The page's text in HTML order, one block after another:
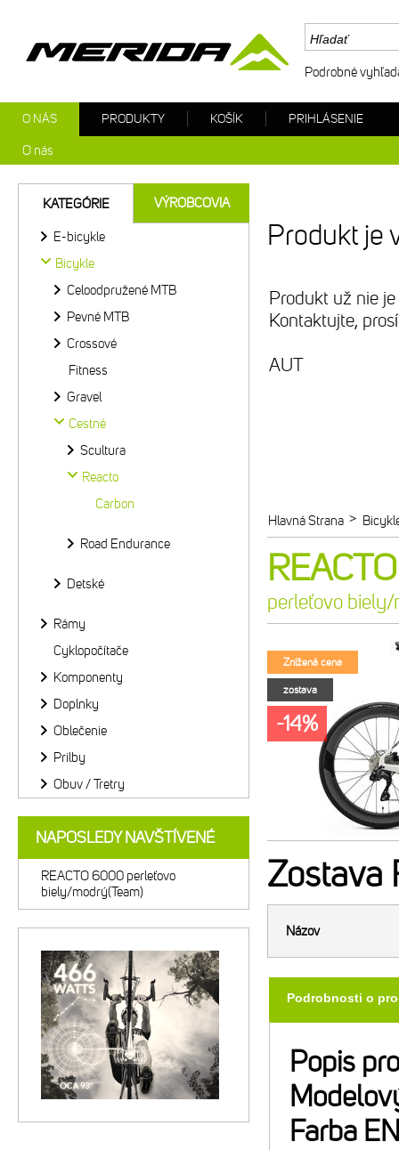
Produkt je
Produkt už nie
Kontaktujte,
AUT
Hlavná Strana >
perleťovo
Znížená cena
zostava
-14%
Zostava
Názov
Podrobnosti o
Popis
Farba
KATEGÓRIE VÝROBCOVIA
E-bicykle
Bicykle
Celoodpružené MTB
Pevné MTB
Crossové
Fitness
Gravel
Cestné
Scultura
Reacto
Carbon
Road Endurance
Detské
Rámy
Cyklopočítače
Komponenty
Doplnky
Oblečenie
Prilby
Obuv / Tretry
NAPOSLEDY NAVŠTÍVENÉ
REACTO 6000 perleťovo
biely/modrý(Team)
Podrobné
O NÁS
O nás
PRODUKTY KOŠÍK PRIHLÁSENIE